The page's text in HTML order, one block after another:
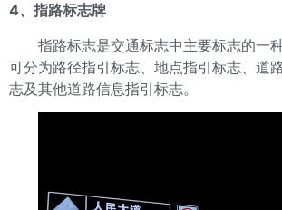
4、指路标志牌
指路标志是交通标志中主要标志的一
可分为路径指引标志、地点指引标志、道
志及其他道路信息指引标志。